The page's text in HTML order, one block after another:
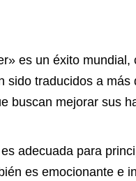
es un éxito
sido traducidos a
buscan mejorar sus
adecuada para
es emocionante e